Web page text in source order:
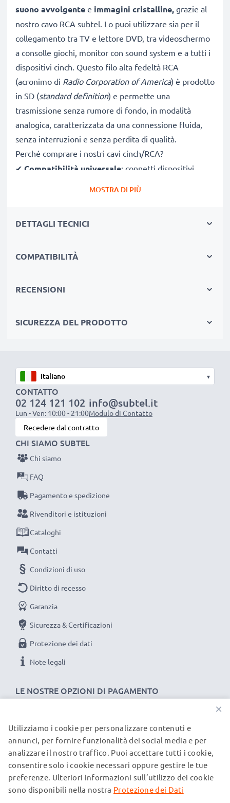
suono avvolgente e immagini cristalline, grazie al
nostro cavo RCA subtel. Lo puoi utilizzare sia per il
collegamento tra TV e lettore DVD, tra videoschermo
a consolle giochi, monitor con sound system e a tutti i
dispositivi cinch. Questo filo alta fedeltà RCA
(acronimo di Radio Corporation of America) è prodotto
in SD (standard definition) e permette una
trasmissione senza rumore di fondo, in modalità
analogica, caratterizzata da una connessione fluida,
senza interruzioni e senza perdita di qualità.
Perché comprare i nostri cavi cinch/RCA?
✔ Compatibilità universale: connetti dispositivi
✔Connettori a presa sicura
: connettori precisi, che
✔Manifattura resistente
con collegamento SCART (solo con adattatore, che
non è incluso in questa confezione)
Perfetto per:
✔ Sistemi audio & Home entertainment
✔ Consolle giochi
✔ TVs & proiettori
✔ Lettori DVD & Blu-ray
✔ Amplificatori & subwoofer
Vuoi migliorare il suono della tua TV o l’impianto
stereo? I nostri cavi RCA ti aiuteranno! Ordina ora,
avrai 3 anni di garanzia.
MOSTRA DI PIÙ
DETTAGLI TECNICI
COMPATIBILITÀ
RECENSIONI
SICUREZZA DEL PRODOTTO
▾
CONTATTO
02 124 121 102
Lun - Ven: 10:00 - 21:00
info@subtel.it
Modulo di Contatto
Recedere dal contratto
LE NOSTRE OPZIONI DI PAGAMENTO
CHI SIAMO SUBTEL
Chi siamo
FAQ
Pagamento e spedizione
Rivenditori e istituzioni
Cataloghi
Contatti
Condizioni di uso
Diritto di recesso
Garanzia
Sicurezza & Certificazioni
Protezione dei dati
Note legali
I NOSTRI PARTNER DI SPEDIZIONE
© subtel.it 2026
Tutti i prezzi includono l'IVA e sono esclusi i costi di
spedizione. Si prega di notare che tutti i marchi menzionati
×
Utilizziamo i cookie per personalizzare contenuti e
annunci, per fornire funzionalità dei social media e per
analizzare il nostro traffico. Puoi accettare tutti i cookie,
consentire solo i cookie necessari oppure gestire le tue
preferenze. Ulteriori informazioni sull’utilizzo dei cookie
sono disponibili nella nostra Protezione dei Dati